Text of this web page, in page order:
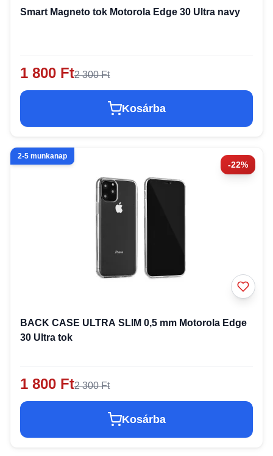
Smart Magneto tok Motorola Edge 30 Ultra navy
1 800 Ft2 300 Ft
Kosárba
-22%
2-5 munkanap
BACK CASE ULTRA SLIM 0,5 mm Motorola Edge
30 Ultra tok
1 800 Ft2 300 Ft
Kosárba